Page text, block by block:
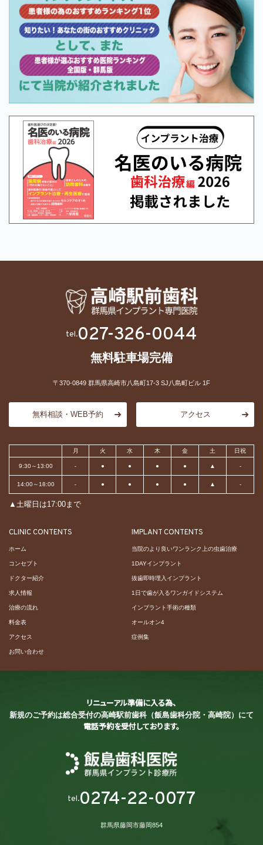
tel.027-326-0044
無料駐車場完備
〒370-0849 群馬県高崎市八島町17-3 SJ八島町ビル 1F
無料相談・WEB予約 アクセス
月 火 水 木 金 土 日祝
9:30～13:00 - ● ● ● ● ▲ -
14:00～18:00 - ● ● ● ● ▲ -
▲土曜日は17:00まで
CLINIC CONTENTS
ホーム
コンセプト
ドクター紹介
求人情報
治療の流れ
料金表
アクセス
お問い合わせ
IMPLANT CONTENTS
当院のより良いワンランク上の虫歯治療
1DAYインプラント
抜歯即時埋入インプラント
1日で歯が入るワンガイドシステム
インプラント手術の種類
オールオン4
症例集
リニューアル準備に入る為、
新規のご予約は総合受付の高崎駅前歯科（飯島歯科分院・高崎院）にて
電話予約を受付しております。
tel.0274-22-0077
群馬県藤岡市藤岡854